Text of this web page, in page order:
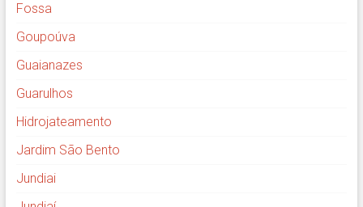
Fossa
Goupoúva
Guaianazes
Guarulhos
Hidrojateamento
Jardim São Bento
Jundiai